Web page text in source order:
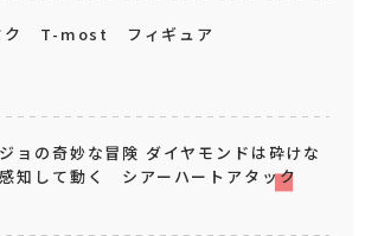
ク T-most フィギュア
ジョの奇妙な冒険 ダイヤモンドは砕けな
知して動く シアーハートアタック